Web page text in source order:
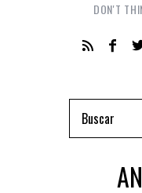
DON'T